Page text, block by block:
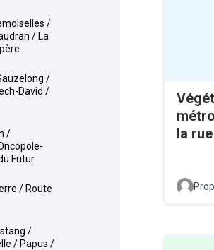
/ La
David /
Futur
/ Papus /
la